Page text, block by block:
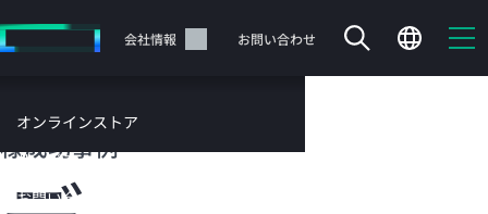
イ
テ
会社情報 お問い合わせ
オンラインストア
サービス
お問い合わせ
HPEのお客
様成功事例